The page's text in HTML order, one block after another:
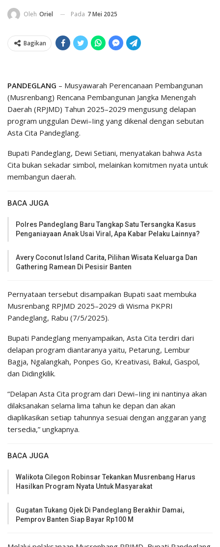
Oleh Oriel Pada 7 Mei 2025
Bagikan
PANDEGLANG – Musyawarah Perencanaan Pembangunan
(Musrenbang) Rencana Pembangunan Jangka Menengah
Daerah (RPJMD) Tahun 2025–2029 mengusung delapan
program unggulan Dewi–Iing yang dikenal dengan sebutan
Asta Cita Pandeglang.
Bupati Pandeglang, Dewi Setiani, menyatakan bahwa Asta
Cita bukan sekadar simbol, melainkan komitmen nyata untuk
membangun daerah.
BACA JUGA
Polres Pandeglang Baru Tangkap Satu Tersangka Kasus
Penganiayaan Anak Usai Viral, Apa Kabar Pelaku Lainnya?
Avery Coconut Island Carita, Pilihan Wisata Keluarga Dan
Gathering Ramean Di Pesisir Banten
Pernyataan tersebut disampaikan Bupati saat membuka
Musrenbang RPJMD 2025–2029 di Wisma PKPRI
Pandeglang, Rabu (7/5/2025).
Bupati Pandeglang menyampaikan, Asta Cita terdiri dari
delapan program diantaranya yaitu, Petarung, Lembur
Bagja, Ngalangkah, Ponpes Go, Kreativasi, Bakul, Gaspol,
dan Didingkilik.
“Delapan Asta Cita program dari Dewi–Iing ini nantinya akan
dilaksanakan selama lima tahun ke depan dan akan
diaplikasikan setiap tahunnya sesuai dengan anggaran yang
tersedia,” ungkapnya.
BACA JUGA
Walikota Cilegon Robinsar Tekankan Musrenbang Harus
Hasilkan Program Nyata Untuk Masyarakat
Gugatan Tukang Ojek Di Pandeglang Berakhir Damai,
Pemprov Banten Siap Bayar Rp100 M